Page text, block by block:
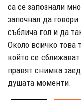
са се запознали
започнал да
съблича гол и да
Около всичко това
който се
правят снимка
душата моменти.